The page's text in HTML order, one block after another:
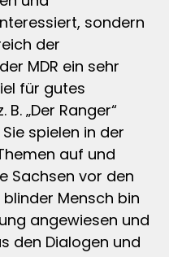
sondern
der
MDR ein sehr
für gutes
„Der Ranger“
Sie spielen in der
auf und
Sachsen vor den
blinder Mensch bin
angewiesen und
den Dialogen und